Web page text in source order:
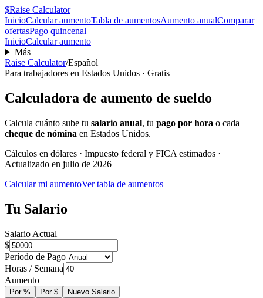
$Raise Calculator
InicioCalcular aumentoTabla de aumentosAumento anualComparar
ofertasPago quincenal
InicioCalcular aumento
Más
Raise Calculator/Español
Para trabajadores en Estados Unidos · Gratis
Calculadora de aumento de sueldo
Calcula cuánto sube tu salario anual, tu pago por hora o cada
cheque de nómina en Estados Unidos.
Cálculos en dólares · Impuesto federal y FICA estimados ·
Actualizado en julio de 2026
Calcular mi aumentoVer tabla de aumentos
Tu Salario
Salario Actual
$
Período de Pago
Horas / Semana
Aumento
Por % Por $ Nuevo Salario